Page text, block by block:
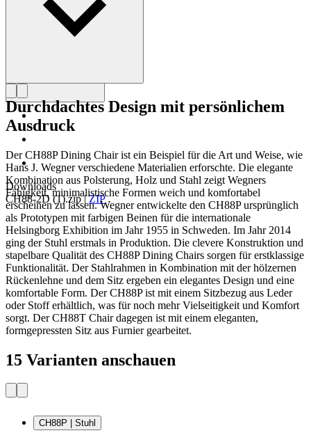
Profil Hans J. Wegner
Downloads
CH88-2D (1).zip|ZIP
Durchdachtes Design mit persönlichem
Ausdruck
Der CH88P Dining Chair ist ein Beispiel für die Art und Weise, wie
Hans J. Wegner verschiedene Materialien erforschte. Die elegante
Kombination aus Polsterung, Holz und Stahl zeigt Wegners
Fähigkeit, minimalistische Formen weich und komfortabel
erscheinen zu lassen. Wegner entwickelte den CH88P ursprünglich
als Prototypen mit farbigen Beinen für die internationale
Helsingborg Exhibition im Jahr 1955 in Schweden. Im Jahr 2014
ging der Stuhl erstmals in Produktion. Die clevere Konstruktion und
stapelbare Qualität des CH88P Dining Chairs sorgen für erstklassige
Funktionalität. Der Stahlrahmen in Kombination mit der hölzernen
Rückenlehne und dem Sitz ergeben ein elegantes Design und eine
komfortable Form. Der CH88P ist mit einem Sitzbezug aus Leder
oder Stoff erhältlich, was für noch mehr Vielseitigkeit und Komfort
sorgt. Der CH88T Chair dagegen ist mit einem eleganten,
formgepressten Sitz aus Furnier gearbeitet.
15 Varianten anschauen
CH88P | Stuhl